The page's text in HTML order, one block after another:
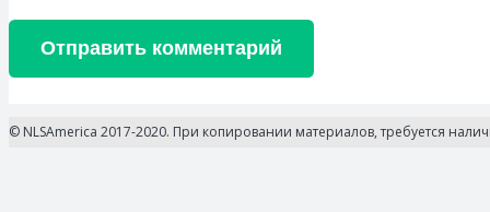
Отправить комментарий
© NLSAmerica 2017-2020. При копировании материалов, требуется